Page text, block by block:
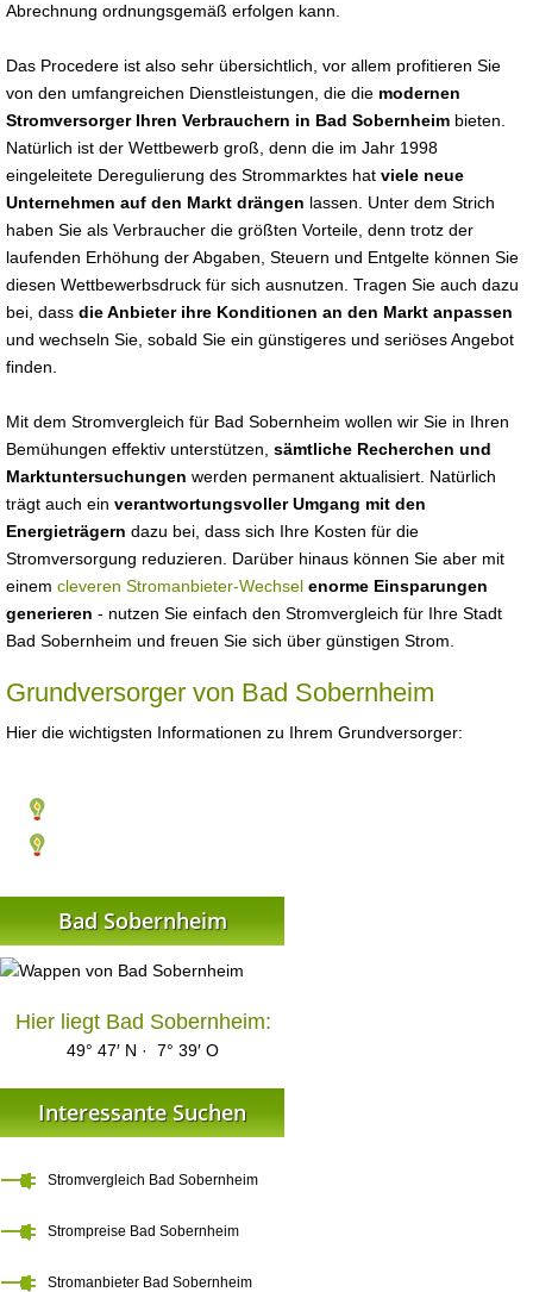
Abrechnung ordnungsgemäß erfolgen kann.
Das Procedere ist also sehr übersichtlich, vor allem profitieren Sie
von den umfangreichen Dienstleistungen, die die modernen
Stromversorger Ihren Verbrauchern in Bad Sobernheim bieten.
Natürlich ist der Wettbewerb groß, denn die im Jahr 1998
eingeleitete Deregulierung des Strommarktes hat viele neue
Unternehmen auf den Markt drängen lassen. Unter dem Strich
haben Sie als Verbraucher die größten Vorteile, denn trotz der
laufenden Erhöhung der Abgaben, Steuern und Entgelte können Sie
diesen Wettbewerbsdruck für sich ausnutzen. Tragen Sie auch dazu
bei, dass die Anbieter ihre Konditionen an den Markt anpassen
und wechseln Sie, sobald Sie ein günstigeres und seriöses Angebot
finden.
Mit dem Stromvergleich für Bad Sobernheim wollen wir Sie in Ihren
Bemühungen effektiv unterstützen, sämtliche Recherchen und
Marktuntersuchungen werden permanent aktualisiert. Natürlich
trägt auch ein verantwortungsvoller Umgang mit den
Energieträgern dazu bei, dass sich Ihre Kosten für die
Stromversorgung reduzieren. Darüber hinaus können Sie aber mit
einem cleveren Stromanbieter-Wechsel enorme Einsparungen
generieren - nutzen Sie einfach den Stromvergleich für Ihre Stadt
Bad Sobernheim und freuen Sie sich über günstigen Strom.
Grundversorger von Bad Sobernheim
Hier die wichtigsten Informationen zu Ihrem Grundversorger:
Bad Sobernheim
Hier liegt Bad Sobernheim:
49° 47′ N · 7° 39′ O
Interessante Suchen
Stromvergleich Bad Sobernheim
Strompreise Bad Sobernheim
Stromanbieter Bad Sobernheim